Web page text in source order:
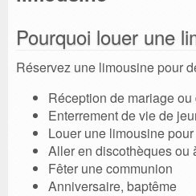
Pourquoi louer une
Réservez une limousine pour
Réception de mariage
Enterrement de vie de
Louer une limousine
Aller en discothèques ou
Fêter une communion
Anniversaire, baptême